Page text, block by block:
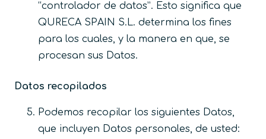
“controlador de datos”. Esto significa que
QURECA SPAIN S.L. determina los fines
para los cuales, y la manera en que, se
procesan sus Datos.
Datos recopilados
Podemos recopilar los siguientes Datos,
que incluyen Datos personales, de usted: